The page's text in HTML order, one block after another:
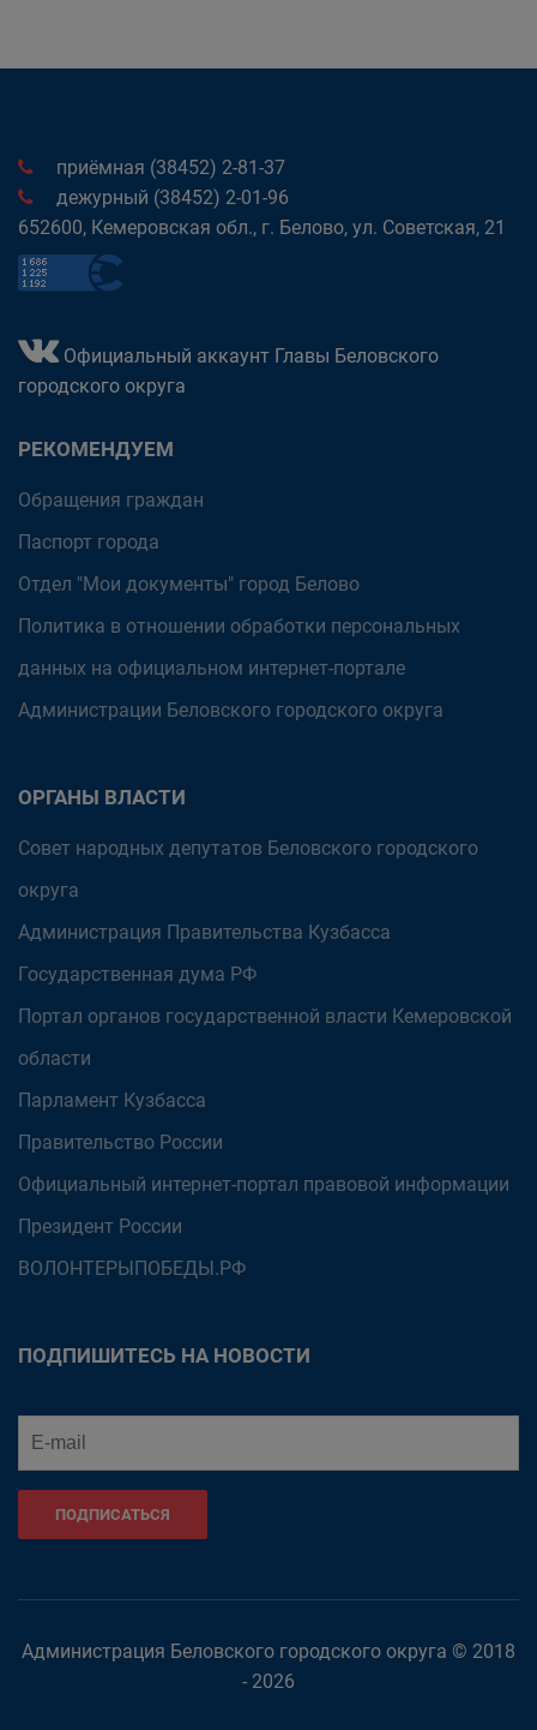
приёмная (38452) 2-81-37
дежурный (38452) 2-01-96
652600, Кемеровская обл., г. Белово, ул. Советская, 21
Официальный аккаунт Главы Беловского
городского округа
РЕКОМЕНДУЕМ
Обращения граждан
Паспорт города
Отдел "Мои документы" город Белово
Политика в отношении обработки персональных
данных на официальном интернет-портале
Администрации Беловского городского округа
ОРГАНЫ ВЛАСТИ
Совет народных депутатов Беловского городского
округа
Администрация Правительства Кузбасса
Государственная дума РФ
Портал органов государственной власти Кемеровской
области
Парламент Кузбасса
Правительство России
Официальный интернет-портал правовой информации
Президент России
ВОЛОНТЕРЫПОБЕДЫ.РФ
ПОДПИШИТЕСЬ НА НОВОСТИ
ПОДПИСАТЬСЯ
Администрация Беловского городского округа © 2018
- 2026